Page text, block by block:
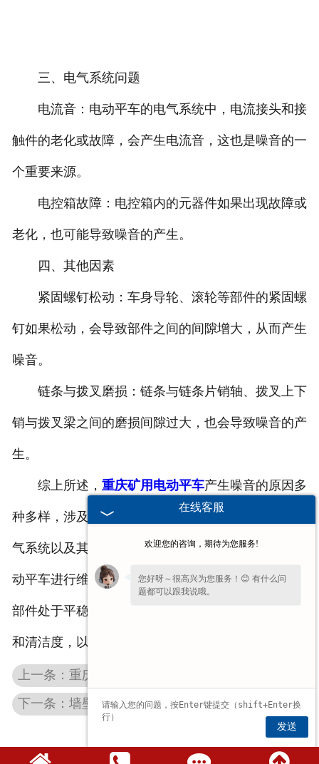
三、电气系统问题
电流音：电动平车的电气系统中，电流接头和接
触件的老化或故障，会产生电流音，这也是噪音的一
个重要来源。
电控箱故障：电控箱内的元器件如果出现故障或
老化，也可能导致噪音的产生。
四、其他因素
紧固螺钉松动：车身导轮、滚轮等部件的紧固螺
钉如果松动，会导致部件之间的间隙增大，从而产生
噪音。
链条与拨叉磨损：链条与链条片销轴、拨叉上下
销与拨叉梁之间的磨损间隙过大，也会导致噪音的产
生。
综上所述， 重庆矿用电动平车产生噪音的原因多
种多样，涉及电机及传动系统、车轮与轨道摩擦、电
气系统以及其他因素。为了降低噪音，需要定期对电
动平车进行维护和保养，检查并更换磨损的部件，各
部件处于平稳的工作状态。同时，保持轨道的平整度
和清洁度，以及适当的润滑，也是减少噪音的措施。
下一条：墙壁式悬臂吊的结构有哪些优势？
在线客服
欢迎您的咨询，期待为您服务!
您好呀～很高兴为您服务！😊 有什么问
题都可以跟我说哦。
发送